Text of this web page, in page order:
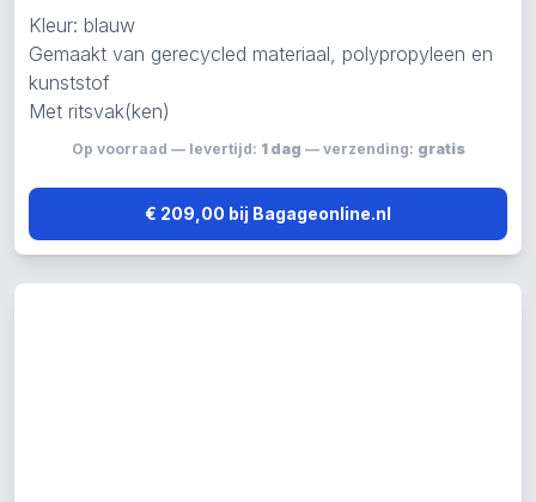
Kleur: blauw
Gemaakt van gerecycled materiaal, polypropyleen en
kunststof
Met ritsvak(ken)
Op voorraad — levertijd: 1 dag — verzending: gratis
€ 209,00 bij Bagageonline.nl